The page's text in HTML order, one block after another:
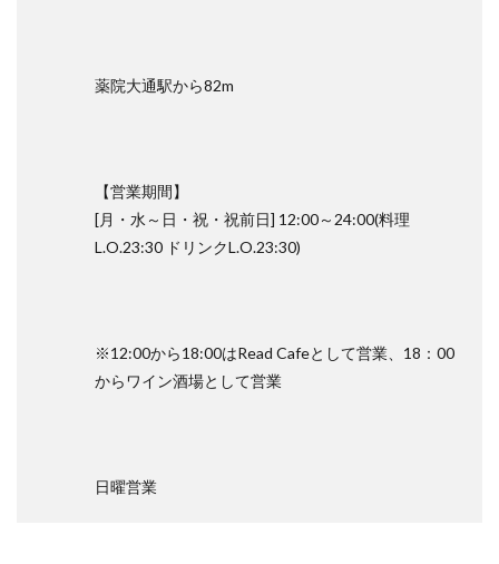
薬院大通駅から82m
【営業期間】
[月・水～日・祝・祝前日] 12:00～24:00(料理
L.O.23:30 ドリンクL.O.23:30)
※12:00から18:00はRead Cafeとして営業、18：00
からワイン酒場として営業
日曜営業